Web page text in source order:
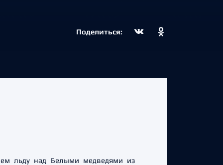
Поделиться:
льду над Белыми медведями из